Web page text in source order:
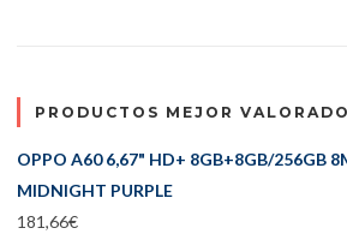
PRODUCTOS MEJOR
OPPO A60 6,67" HD+ 8GB+8GB/256GB
MIDNIGHT PURPLE
181,66€